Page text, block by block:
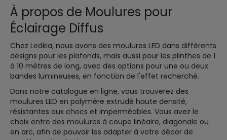
À propos de Moulures pour
Éclairage Diffus
Chez Ledkia, nous avons des moulures LED dans différents
designs pour les plafonds, mais aussi pour les plinthes de 1
à 10 mètres de long, avec des options pour une ou deux
bandes lumineuses, en fonction de l'effet recherché.
Dans notre catalogue en ligne, vous trouverez des
moulures LED en polymère extrudé haute densité,
résistantes aux chocs et imperméables. Vous avez le
choix entre des moulures à coupe linéaire, diagonale ou
en arc, afin de pouvoir les adapter à votre décor de